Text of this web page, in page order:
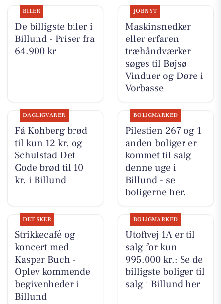
BILER
De billigste biler i
Billund - Priser fra
64.900 kr
JOBNYT
Maskinsnedker
eller erfaren
træhåndværker
søges til Bøjsø
Vinduer og Døre i
Vorbasse
DAGLIGVARER
Få Kohberg brød
til kun 12 kr. og
Schulstad Det
Gode brød til 10
kr. i Billund
BOLIGMARKED
Pilestien 267 og 1
anden boliger er
kommet til salg
denne uge i
Billund - se
boligerne her.
DET SKER
Strikkecafé og
koncert med
Kasper Buch -
Oplev kommende
begivenheder i
Billund
BOLIGMARKED
Utoftvej 1A er til
salg for kun
995.000 kr.: Se de
billigste boliger til
salg i Billund her